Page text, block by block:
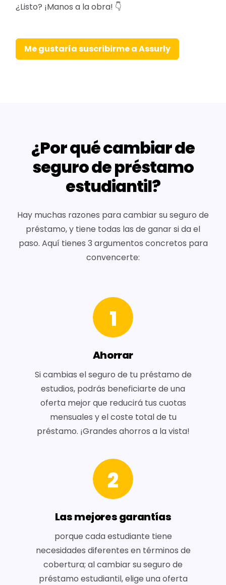
¿Listo? ¡Manos a la obra! 👇
Me gustaría suscribirme a Assurly
¿Por qué cambiar de
seguro de préstamo
estudiantil?
Hay muchas razones para cambiar su seguro de
préstamo, y tiene todas las de ganar si da el
paso. Aquí tienes 3 argumentos concretos para
convencerte:
1
Ahorrar
Si cambias el seguro de tu préstamo de
estudios, podrás beneficiarte de una
oferta mejor que reducirá tus cuotas
mensuales y el coste total de tu
préstamo. ¡Grandes ahorros a la vista!
2
Las mejores garantías
porque cada estudiante tiene
necesidades diferentes en términos de
cobertura; al cambiar su seguro de
préstamo estudiantil, elige una oferta